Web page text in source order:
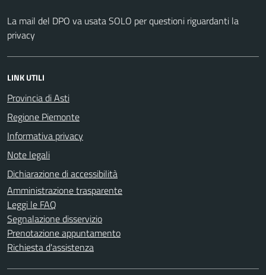
La mail del DPO va usata SOLO per questioni riguardanti la
privacy
LINK UTILI
Provincia di Asti
Regione Piemonte
Informativa privacy
Note legali
Dichiarazione di accessibilità
Amministrazione trasparente
Leggi le FAQ
Segnalazione disservizio
Prenotazione appuntamento
Richiesta d'assistenza